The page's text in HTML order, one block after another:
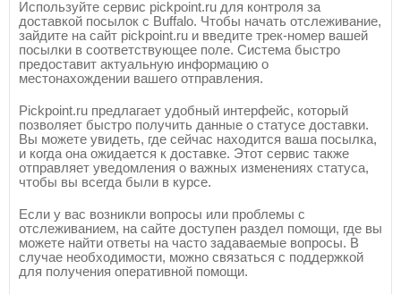
Используйте сервис pickpoint.ru для контроля за
доставкой посылок с Buffalo. Чтобы начать отслеживание,
зайдите на сайт pickpoint.ru и введите трек-номер вашей
посылки в соответствующее поле. Система быстро
предоставит актуальную информацию о
местонахождении вашего отправления.
Pickpoint.ru предлагает удобный интерфейс, который
позволяет быстро получить данные о статусе доставки.
Вы можете увидеть, где сейчас находится ваша посылка,
и когда она ожидается к доставке. Этот сервис также
отправляет уведомления о важных изменениях статуса,
чтобы вы всегда были в курсе.
Если у вас возникли вопросы или проблемы с
отслеживанием, на сайте доступен раздел помощи, где вы
можете найти ответы на часто задаваемые вопросы. В
случае необходимости, можно связаться с поддержкой
для получения оперативной помощи.